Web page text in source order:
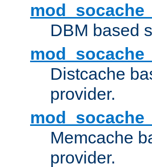
DBM based
Distcache
provider.
Memcache
provider.